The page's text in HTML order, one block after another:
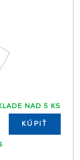
NAD 5 KS
KÚPIŤ